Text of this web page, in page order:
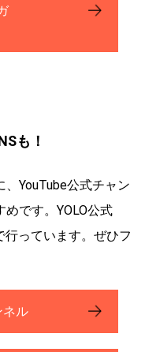
も！
YouTube公式チャン
です。YOLO公式
っています。ぜひフ
ネル